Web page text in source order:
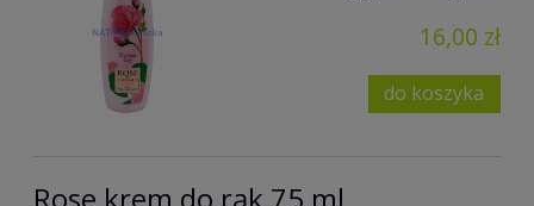
16,00 zł
do koszyka